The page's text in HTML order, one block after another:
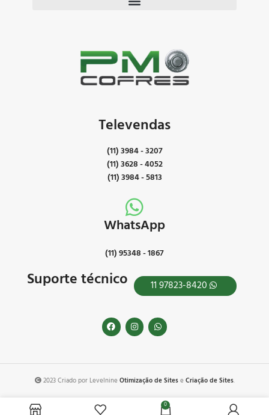
Televendas
(11) 3984 - 3207
(11) 3628 - 4052
(11) 3984 - 5813
WhatsApp
(11) 95348 - 1867
Suporte técnico 11 97823-8420
2023 Criado por Levelnine Otimização de Sitese Criação de Sites.
0